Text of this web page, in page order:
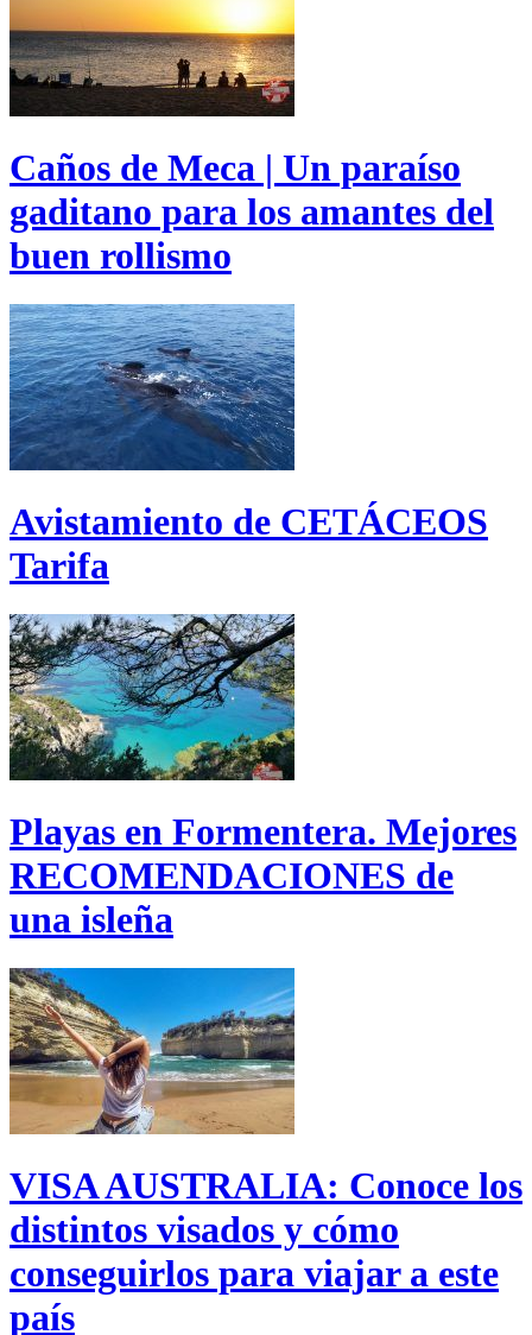
Caños de Meca | Un paraíso
gaditano para los amantes del
buen rollismo
Avistamiento de CETÁCEOS
Tarifa
Playas en Formentera. Mejores
RECOMENDACIONES de
una isleña
VISA AUSTRALIA: Conoce los
distintos visados y cómo
conseguirlos para viajar a este
país